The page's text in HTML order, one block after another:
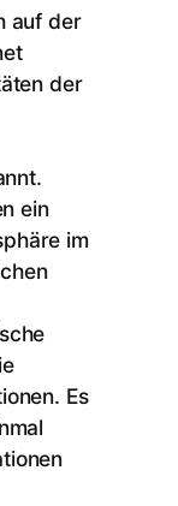
auf der
der
ein
im
Es